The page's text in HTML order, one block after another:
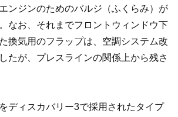
ンジンのためのバルジ（ふくらみ）が
なお、それまでフロントウィンドウ下
換気用のフラップは、空調システム改
たが、プレスラインの関係上から残さ
ディスカバリー3で採用されたタイプ